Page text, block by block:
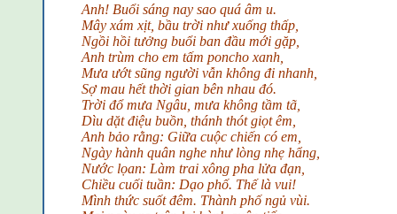
Anh! Buổi sáng nay sao quá âm u.
Mây xám xịt, bầu trời như xuống thấp,
Ngồi hồi tưởng buổi ban đầu mới gặp,
Anh trùm cho em tấm poncho xanh,
Mưa ướt sũng người vẫn không đi nhanh,
Sợ mau hết thời gian bên nhau đó.
Trời đổ mưa Ngâu, mưa không tầm tã,
Dìu dặt điệu buồn, thánh thót giọt êm,
Anh bảo rằng: Giữa cuộc chiến có em,
Ngày hành quân nghe như lòng nhẹ hẩng,
Nước lọan: Làm trai xông pha lửa đạn,
Chiều cuối tuần: Dạo phố. Thế là vui!
Mình thức suốt đêm. Thành phố ngủ vùi.